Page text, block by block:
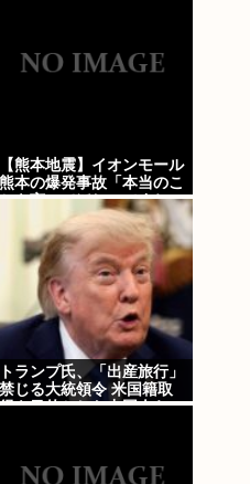
【熊本地震】イオンモール
熊本の爆発事故「本当のこ
とを言ってほしいですね。
隠さずに」遺族語る
トランプ氏、「出産旅行」
禁じる大統領令 米国籍取
得を目的とした中国人らの